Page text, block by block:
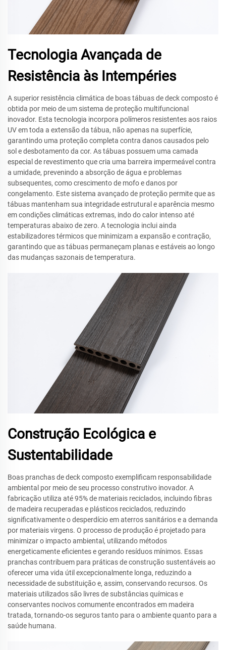
Tecnologia Avançada de
Resistência às Intempéries
A superior resistência climática de boas tábuas de deck composto é
obtida por meio de um sistema de proteção multifuncional
inovador. Esta tecnologia incorpora polímeros resistentes aos raios
UV em toda a extensão da tábua, não apenas na superfície,
garantindo uma proteção completa contra danos causados pelo
sol e desbotamento da cor. As tábuas possuem uma camada
especial de revestimento que cria uma barreira impermeável contra
a umidade, prevenindo a absorção de água e problemas
subsequentes, como crescimento de mofo e danos por
congelamento. Este sistema avançado de proteção permite que as
tábuas mantenham sua integridade estrutural e aparência mesmo
em condições climáticas extremas, indo do calor intenso até
temperaturas abaixo de zero. A tecnologia inclui ainda
estabilizadores térmicos que minimizam a expansão e contração,
garantindo que as tábuas permaneçam planas e estáveis ao longo
das mudanças sazonais de temperatura.
Construção Ecológica e
Sustentabilidade
Boas pranchas de deck composto exemplificam responsabilidade
ambiental por meio de seu processo construtivo inovador. A
fabricação utiliza até 95% de materiais reciclados, incluindo fibras
de madeira recuperadas e plásticos reciclados, reduzindo
significativamente o desperdício em aterros sanitários e a demanda
por materiais virgens. O processo de produção é projetado para
minimizar o impacto ambiental, utilizando métodos
energeticamente eficientes e gerando resíduos mínimos. Essas
pranchas contribuem para práticas de construção sustentáveis ao
oferecer uma vida útil excepcionalmente longa, reduzindo a
necessidade de substituição e, assim, conservando recursos. Os
materiais utilizados são livres de substâncias químicas e
conservantes nocivos comumente encontrados em madeira
tratada, tornando-os seguros tanto para o ambiente quanto para a
saúde humana.